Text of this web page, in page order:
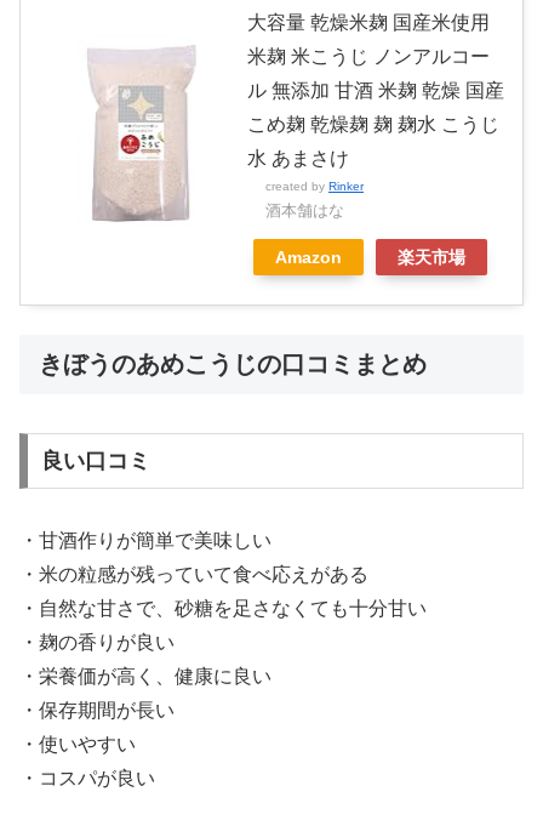
大容量 乾燥米麹 国産米使用
米麹 米こうじ ノンアルコー
ル 無添加 甘酒 米麹 乾燥 国産
こめ麹 乾燥麹 麹 麹水 こうじ
水 あまさけ
created by Rinker
酒本舗はな
Amazon 楽天市場
きぼうのあめこうじの口コミまとめ
良い口コミ
・甘酒作りが簡単で美味しい
・米の粒感が残っていて食べ応えがある
・自然な甘さで、砂糖を足さなくても十分甘い
・麹の香りが良い
・栄養価が高く、健康に良い
・保存期間が長い
・使いやすい
・コスパが良い